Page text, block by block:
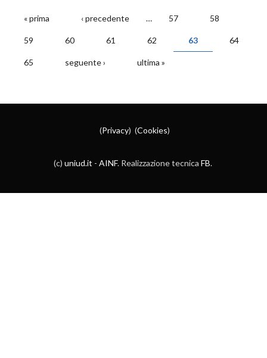
PAGINE
« prima ‹ precedente … 57 58
59 60 61 62 63 64
65 seguente › ultima »
(Privacy) (Cookies)
(c) uniud.it - AINF. Realizzazione tecnica FB.